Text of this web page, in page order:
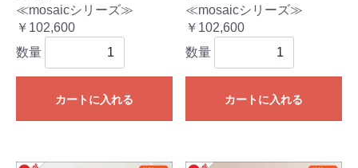
≪mosaicシリーズ≫
￥102,600
数量
カートに入れる
≪mosaicシリーズ≫
￥102,600
数量
カートに入れる